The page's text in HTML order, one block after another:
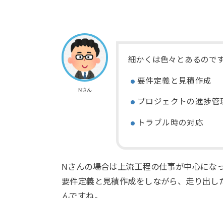
Nさん
細かくは色々とあるので
要件定義と見積作成
プロジェクトの進捗管
トラブル時の対応
Nさんの場合は上流工程の仕事が中心になっ
要件定義と見積作成をしながら、走り出
んですね。